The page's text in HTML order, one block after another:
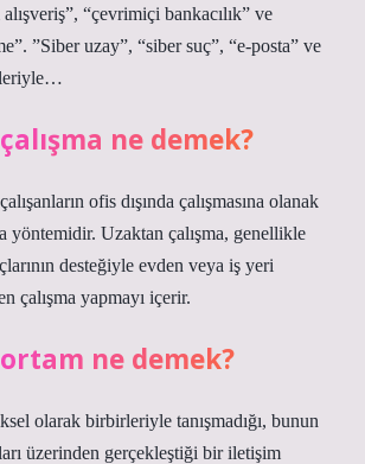
“çevrimiçi bankacılık” ve
​​”Siber uzay”, “siber suç”, “e-posta” ve
ne demek?
ofis dışında çalışmasına olanak
yöntemidir. Uzaktan çalışma, genellikle
desteğiyle evden veya iş yeri
çalışma yapmayı içerir.
ne demek?
olarak birbirleriyle tanışmadığı, bunun
üzerinden gerçekleştiği bir iletişim